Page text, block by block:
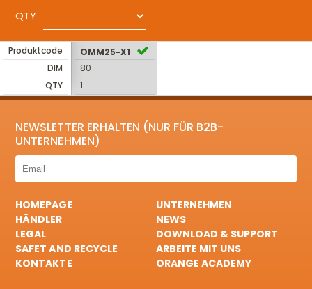
QTY
Produktcode
DIM
QTY
OMM25-X1
80
1
NEWSLETTER ERHALTEN (NUR FÜR B2B-
UNTERNEHMEN)
HOMEPAGE
UNTERNEHMEN
HÄNDLER
NEWS
LEGAL
DOWNLOAD & SUPPORT
SAFET AND RECYCLE
ARBEITE MIT UNS
KONTAKTE
ORANGE ACADEMY